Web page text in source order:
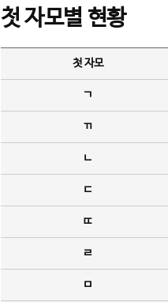
첫 자모별 현황
첫 자모
ㄱ
ㄲ
ㄴ
ㄷ
ㄸ
ㄹ
ㅁ